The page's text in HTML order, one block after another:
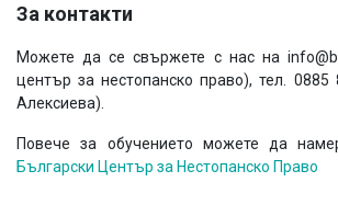
За контакти
Можете да се свържете с нас на
център за нестопанско право), тел.
Алексиева).
Повече за обучението можете да
Български Център за Нестопанско Право